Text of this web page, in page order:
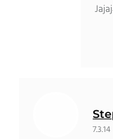
7.3.14